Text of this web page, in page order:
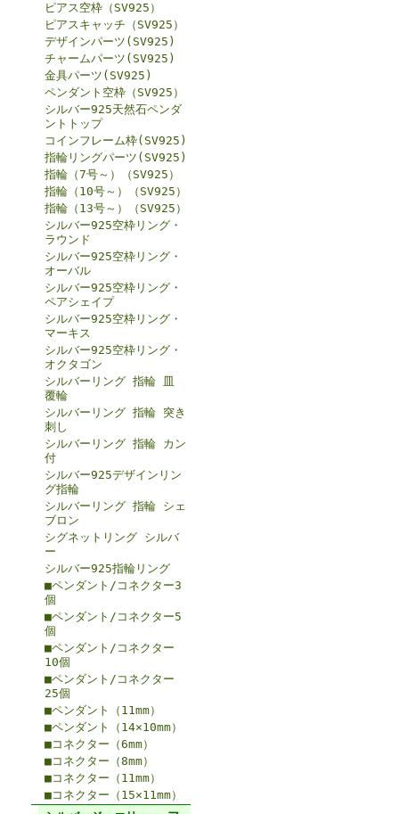
ピアス空枠（SV925）
ピアスキャッチ（SV925）
デザインパーツ(SV925)
チャームパーツ(SV925)
金具パーツ(SV925)
ペンダント空枠（SV925）
シルバー925天然石ペンダ
ントトップ
コインフレーム枠(SV925)
指輪リングパーツ(SV925)
指輪（7号～）（SV925）
指輪（10号～）（SV925）
指輪（13号～）（SV925）
シルバー925空枠リング・
ラウンド
シルバー925空枠リング・
オーバル
シルバー925空枠リング・
ペアシェイプ
シルバー925空枠リング・
マーキス
シルバー925空枠リング・
オクタゴン
シルバーリング 指輪 皿
覆輪
シルバーリング 指輪 突き
刺し
シルバーリング 指輪 カン
付
シルバー925デザインリン
グ指輪
シルバーリング 指輪 シェ
ブロン
シグネットリング シルバ
ー
シルバー925指輪リング
■ペンダント/コネクター3
個
■ペンダント/コネクター5
個
■ペンダント/コネクター
10個
■ペンダント/コネクター
25個
■ペンダント（11mm）
■ペンダント（14×10mm）
■コネクター（6mm）
■コネクター（8mm）
■コネクター（11mm）
■コネクター（15×11mm）